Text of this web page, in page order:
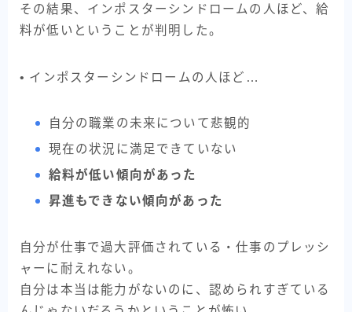
その結果、インポスターシンドロームの人ほど、給
料が低いということが判明した。
• インポスターシンドロームの人ほど…
自分の職業の未来について悲観的
現在の状況に満足できていない
給料が低い傾向があった
昇進もできない傾向があった
自分が仕事で過大評価されている・仕事のプレッシ
ャーに耐えれない。
自分は本当は能力がないのに、認められすぎている